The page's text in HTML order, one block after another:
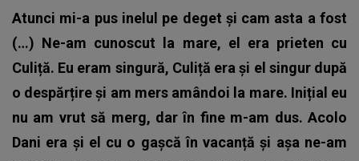
Atunci mi-a pus inelul pe deget și cam asta a fost
(…) Ne-am cunoscut la mare, el era prieten cu
Culiță. Eu eram singură, Culiță era și el singur după
o despărțire și am mers amândoi la mare. Inițial eu
nu am vrut să merg, dar în fine m-am dus. Acolo
Dani era și el cu o gașcă în vacanță și așa ne-am